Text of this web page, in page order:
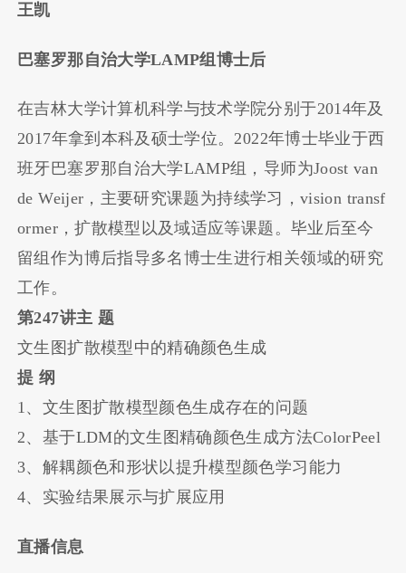
王凯
巴塞罗那自治大学LAMP组博士后
在吉林大学计算机科学与技术学院分别于2014年及
2017年拿到本科及硕士学位。2022年博士毕业于西
班牙巴塞罗那自治大学LAMP组，导师为Joost van
de Weijer，主要研究课题为持续学习，vision transf
ormer，扩散模型以及域适应等课题。毕业后至今
留组作为博后指导多名博士生进行相关领域的研究
工作。
第247讲主 题
文生图扩散模型中的精确颜色生成
提 纲
1、文生图扩散模型颜色生成存在的问题
2、基于LDM的文生图精确颜色生成方法ColorPeel
3、解耦颜色和形状以提升模型颜色学习能力
4、实验结果展示与扩展应用
直播信息